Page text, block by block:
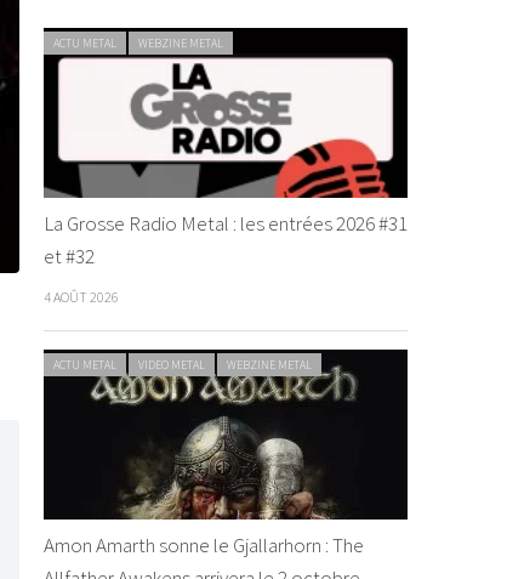
ACTU METAL WEBZINE METAL
La Grosse Radio Metal : les entrées 2026 #31
et #32
4 AOÛT 2026
ACTU METAL VIDEO METAL WEBZINE METAL
Amon Amarth sonne le Gjallarhorn : The